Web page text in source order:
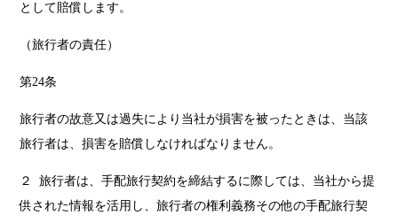
として賠償します。
（旅行者の責任）
第24条
旅行者の故意又は過失により当社が損害を被ったときは、当該
旅行者は、損害を賠償しなければなりません。
２ 旅行者は、手配旅行契約を締結するに際しては、当社から提
供された情報を活用し、旅行者の権利義務その他の手配旅行契